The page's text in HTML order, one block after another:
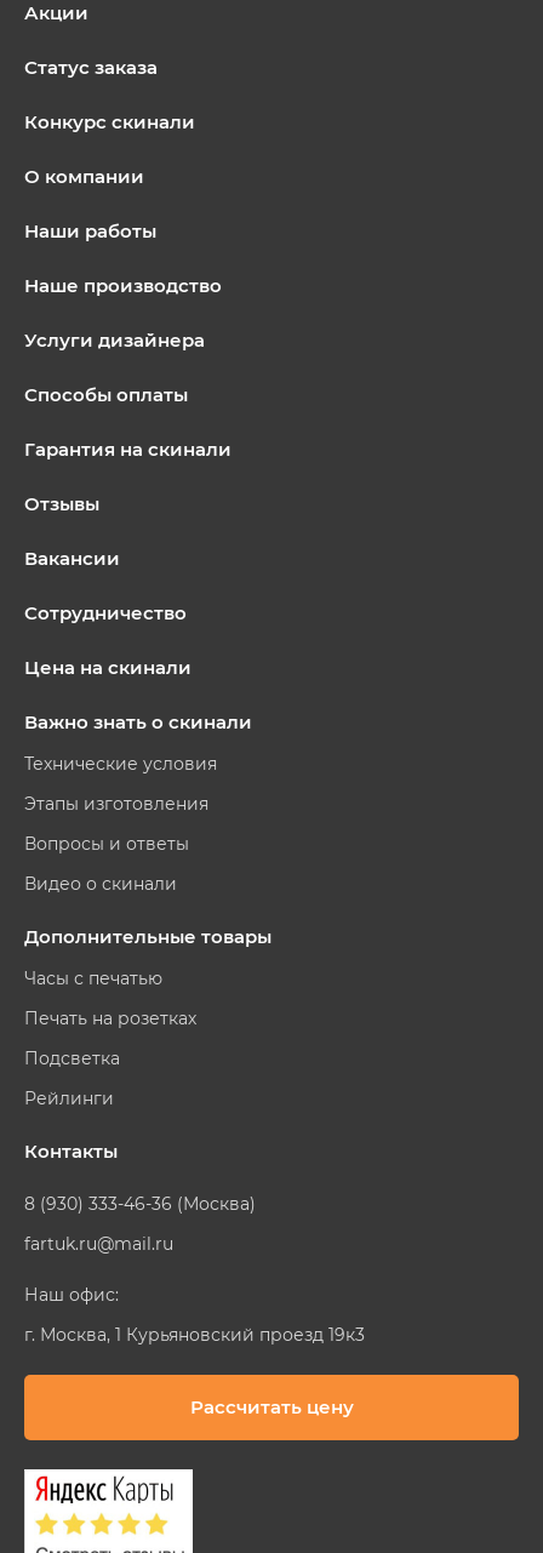
Акции
Статус заказа
Конкурс скинали
О компании
Наши работы
Наше производство
Услуги дизайнера
Способы оплаты
Гарантия на скинали
Отзывы
Вакансии
Сотрудничество
Цена на скинали
Важно знать о скинали
Технические условия
Этапы изготовления
Вопросы и ответы
Видео о скинали
Дополнительные товары
Часы с печатью
Печать на розетках
Подсветка
Рейлинги
Контакты
8 (930) 333-46-36 (Москва)
fartuk.ru@mail.ru
Наш офис:
г. Москва, 1 Курьяновский проезд 19к3
Рассчитать цену